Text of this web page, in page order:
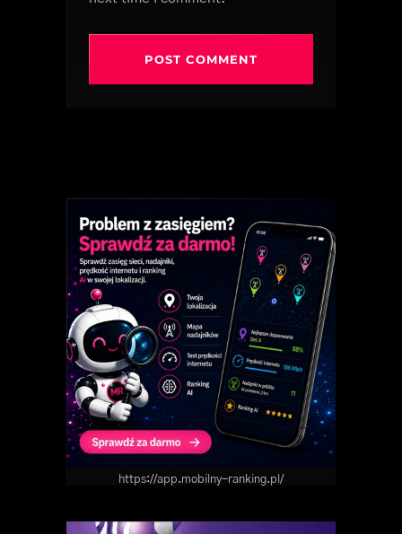
https://app.mobilny-ranking.pl/